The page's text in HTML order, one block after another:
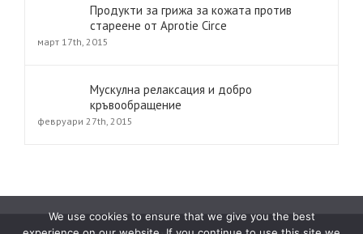
Продукти за грижа за кожата против
стареене от Aprotie Circe
март 17th, 2015
Мускулна релаксация и добро
кръвообращение
февруари 27th, 2015
We use cookies to ensure that we give you the best